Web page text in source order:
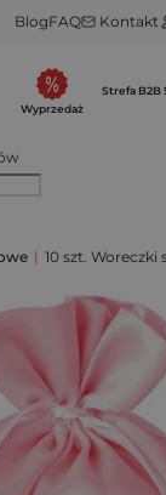
BlogFAQ Kontakt
Wyprzedaż
Strefa B2B
| 10 szt. Woreczki